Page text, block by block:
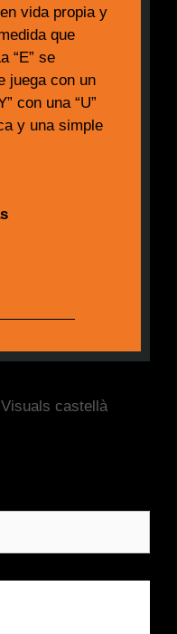
vida propia y
que
“E” se
juega con un
con una “U”
y una simple
castellà